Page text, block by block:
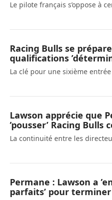
Le pilote français s’oppose à
Racing Bulls se
qualifications
La clé pour une sixième
Lawson apprécie que
’pousser’ Racing Bulls
La continuité entre les
Permane : Lawson a
parfaits’ pour